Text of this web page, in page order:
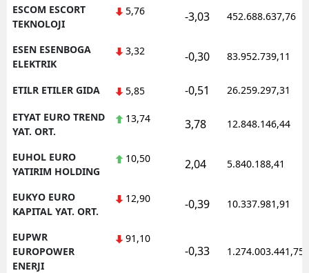
ESCOM ESCORT
TEKNOLOJI
5,76 -3,03 452.688.637,76
ESEN ESENBOGA
ELEKTRIK
3,32 -0,30 83.952.739,11
ETILR ETILER GIDA 5,85 -0,51 26.259.297,31
ETYAT EURO TREND
YAT. ORT.
13,74 3,78 12.848.146,44
EUHOL EURO
YATIRIM HOLDING
10,50 2,04 5.840.188,41
EUKYO EURO
KAPITAL YAT. ORT.
12,90 -0,39 10.337.981,91
EUPWR
EUROPOWER
ENERJI
91,10
-0,33 1.274.003.441,75